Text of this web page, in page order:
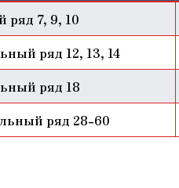
7, 9, 10
ряд 12, 13, 14
ряд 18
ряд 28-60